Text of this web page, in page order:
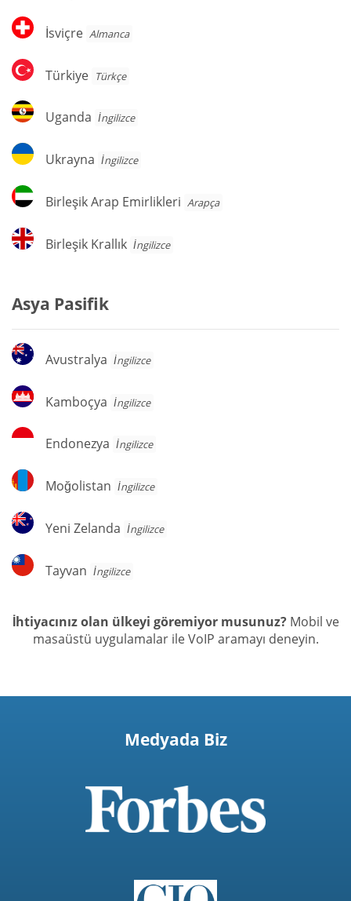
İsviçre
İsviçre Almanca
Türkiye
Türkiye Türkçe
Uganda
Uganda İngilizce
Ukrayna
Ukrayna İngilizce
Birleşik
Arap
Birleşik Arap Emirlikleri Arapça
Birleşik
Krallık
Birleşik Krallık İngilizce
Asya Pasifik
Avustralya
Avustralya İngilizce
Kamboçya
Kamboçya İngilizce
Endonezya
Endonezya İngilizce
Moğolistan
Moğolistan İngilizce
Yeni
Zelanda
Yeni Zelanda İngilizce
Tayvan
Tayvan İngilizce
İhtiyacınız olan ülkeyi göremiyor musunuz?Mobil ve
masaüstü uygulamalar ile VoIP aramayı deneyin.
Medyada Biz